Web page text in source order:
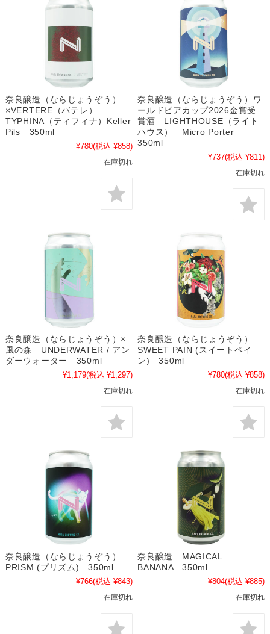
奈良醸造（ならじょうぞう）
×VERTERE（バテレ）
TYPHINA（ティフィナ）Keller
Pils 350ml
¥780(税込 ¥858)
在庫切れ
奈良醸造（ならじょうぞう）ワ
ールドビアカップ2026金賞受
賞酒 LIGHTHOUSE（ライト
ハウス） Micro Porter
350ml
¥737(税込 ¥811)
在庫切れ
奈良醸造（ならじょうぞう）×
風の森 UNDERWATER / アン
ダーウォーター 350ml
¥1,179(税込 ¥1,297)
在庫切れ
奈良醸造（ならじょうぞう）
SWEET PAIN (スイートペイ
ン) 350ml
¥780(税込 ¥858)
在庫切れ
奈良醸造（ならじょうぞう）
PRISM (プリズム) 350ml
¥766(税込 ¥843)
在庫切れ
奈良醸造 MAGICAL
BANANA 350ml
¥804(税込 ¥885)
在庫切れ